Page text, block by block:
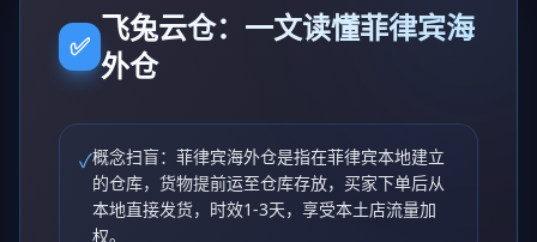
✅ 飞兔云仓：一文读懂菲律宾海
外仓
✓概念扫盲：菲律宾海外仓是指在菲律宾本地建立
的仓库，货物提前运至仓库存放，买家下单后从
本地直接发货，时效1-3天，享受本土店流量加
权。